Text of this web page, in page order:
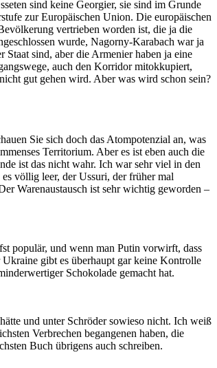
sind keine Georgier, sie sind im Grunde
zur Europäischen Union. Die europäischen
vertrieben worden ist, die ja die
wurde, Nagorny-Karabach war ja
sind, aber die Armenier haben ja eine
auch den Korridor mitokkupiert,
gut gehen wird. Aber was wird schon sein?
Sie sich doch das Atompotenzial an, was
Territorium. Aber es ist eben auch die
ist das nicht wahr. Ich war sehr viel in den
völlig leer, der Ussuri, der früher mal
Warenaustausch ist sehr wichtig geworden –
populär, und wenn man Putin vorwirft, dass
gibt es überhaupt gar keine Kontrolle
Schokolade gemacht hat.
und unter Schröder sowieso nicht. Ich weiß
Verbrechen begangenen haben, die
Buch übrigens auch schreiben.